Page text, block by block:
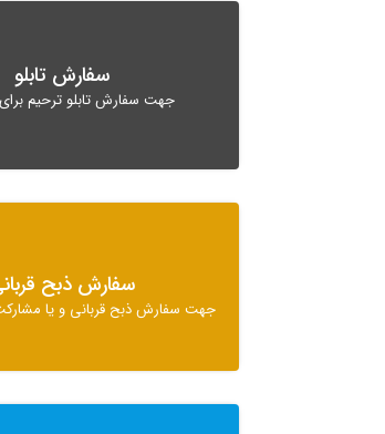
سفارش تابلو
جهت سفارش تابلو ترحیم
سفارش ذبح
جهت سفارش ذبح قربانی و یا